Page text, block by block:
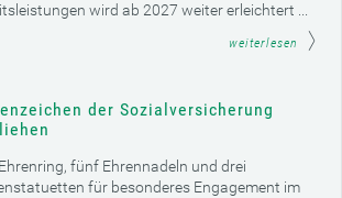
wird ab 2027 weiter erleichtert ...
weiterlesen
der Sozialversicherung
fünf Ehrennadeln und drei
für besonderes Engagement im